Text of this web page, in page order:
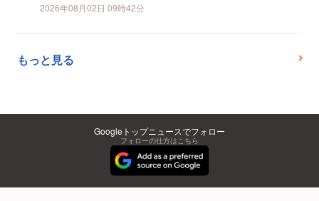
2026年08月02日 09時42分
もっと見る
Googleトップニュースでフォロー
フォローの仕方はこちら